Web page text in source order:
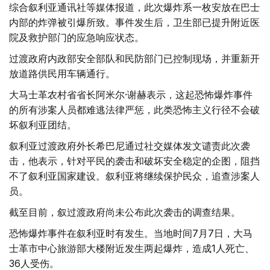
综合叙利亚通讯社等媒体报道，此次爆炸系一枚安放在巴士
内部的炸弹被引爆所致。事件发生后，卫生部已提升附近医
院及救护部门的应急响应状态。
过渡政府内政部安全部队和民防部门已控制现场，并重新开
放道路供民用车辆通行。
大马士革农村省省长阿米尔·谢赫表示，这起恐怖爆炸事件
的所有涉案人员都难逃法律严惩，此类恐怖主义行径不会破
坏叙利亚团结。
叙利亚过渡政府外长希巴尼通过社交媒体发文谴责此次袭
击，他表示，针对平民的袭击和破坏安全稳定的企图，阻挡
不了叙利亚国家建设。叙利亚将继续保护民众，追查涉案人
员。
截至目前，叙过渡政府尚未公布此次袭击的调查结果。
恐怖爆炸事件在叙利亚时有发生。当地时间7月7日，大马
士革市中心旅游部大楼附近发生两起爆炸，造成1人死亡、
36人受伤。